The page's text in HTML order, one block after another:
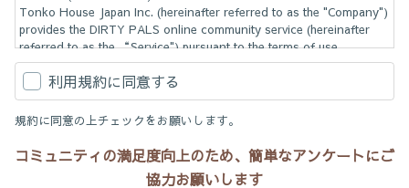
Tonko House Japan Inc. (hereinafter referred to as the "Company")
provides the DIRTY PALS online community service (hereinafter
referred to as the “Service") pursuant to the terms of use
(hereinafter referred to as the "Terms of Use").
Article 2 (Steering Committee)
(1) The Company will established a Steering Committee (hereinafter
Service, and will have one Steering Committee Chairperson
(hereinafter referred to as the "Steering Committee Chairperson").
(2) The Steering Committee shall review and determine the activities
利用規約に同意する
規約に同意の上チェックをお願いします。
コミュニティの満足度向上のため、簡単なアンケートにご
協力お願いします